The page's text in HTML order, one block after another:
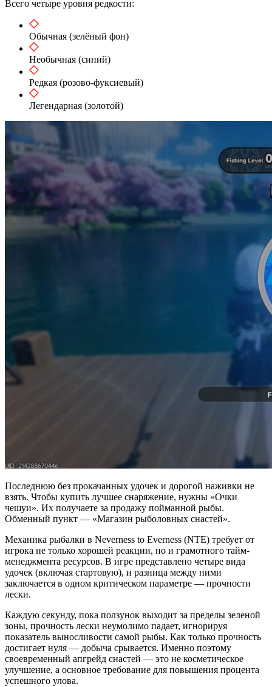
Всего четыре уровня редкости:
Обычная (зелёный фон)
Необычная (синий)
Редкая (розово-фуксиевый)
Легендарная (золотой)
Последнюю без прокачанных удочек и дорогой наживки не
взять. Чтобы купить лучшее снаряжение, нужны «Очки
чешуи». Их получаете за продажу пойманной рыбы.
Обменный пункт — «Магазин рыболовных снастей».
Механика рыбалки в Neverness to Everness (NTE) требует от
игрока не только хорошей реакции, но и грамотного тайм-
менеджмента ресурсов. В игре представлено четыре вида
удочек (включая стартовую), и разница между ними
заключается в одном критическом параметре — прочности
лески.
Каждую секунду, пока ползунок выходит за пределы зеленой
зоны, прочность лески неумолимо падает, игнорируя
показатель выносливости самой рыбы. Как только прочность
достигает нуля — добыча срывается. Именно поэтому
своевременный апгрейд снастей — это не косметическое
улучшение, а основное требование для повышения процента
успешного улова.